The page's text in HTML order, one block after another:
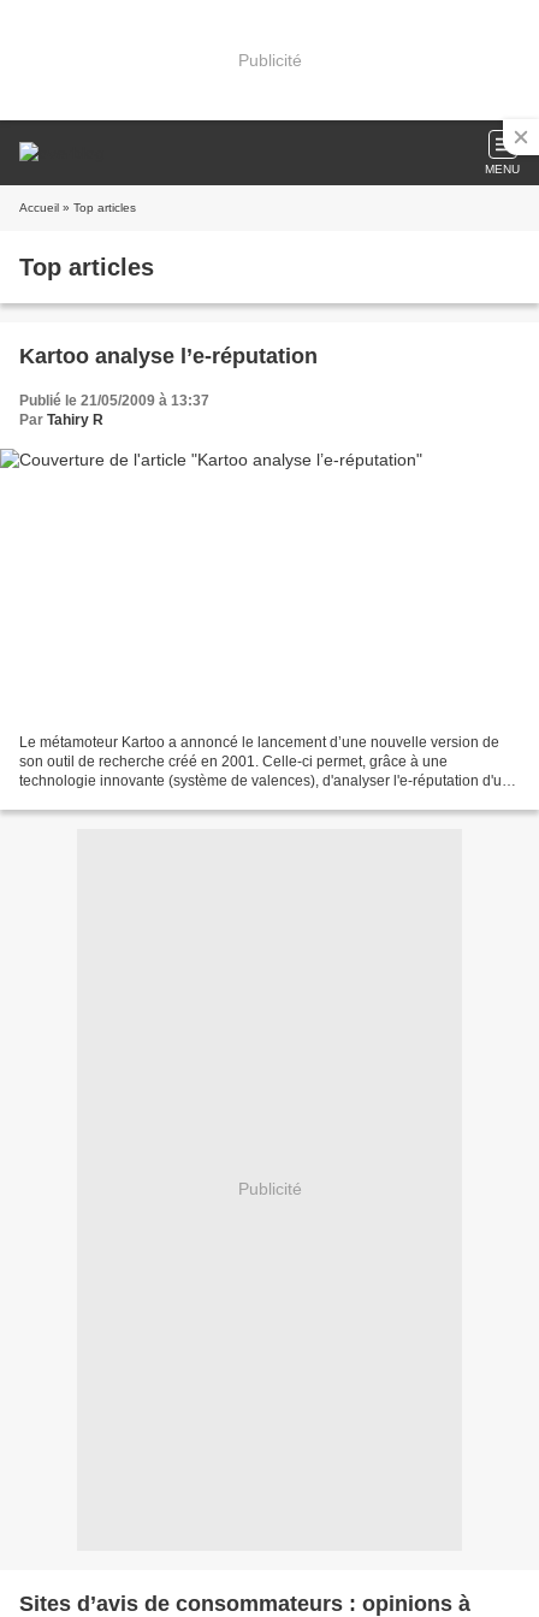
Publicité
MENU
Accueil » Top articles
Top articles
Kartoo analyse l’e-réputation
Publié le 21/05/2009 à 13:37
Par Tahiry R
Le métamoteur Kartoo a annoncé le lancement d’une nouvelle version de
son outil de recherche créé en 2001. Celle-ci permet, grâce à une
technologie innovante (système de valences), d'analyser l'e-réputation d'un
Publicité
Sites d’avis de consommateurs : opinions à